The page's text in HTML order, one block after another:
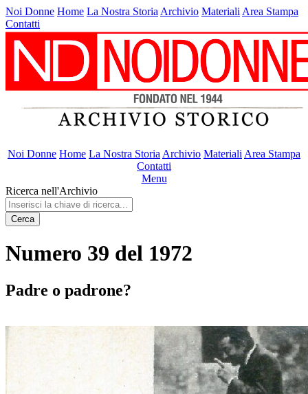
Noi Donne Home La Nostra Storia Archivio Materiali Area Stampa
Contatti
Noi Donne Home La Nostra Storia Archivio Materiali Area Stampa
Contatti
Menu
Ricerca nell'Archivio
Cerca
Numero 39 del 1972
Padre o padrone?